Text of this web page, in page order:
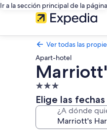
Ir a la sección principal de la página
Ver todas las
Apart-hotel
Propiedad
de
3.0
estrellas
Elige las
¿A dónde